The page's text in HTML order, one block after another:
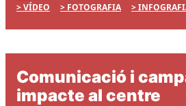
VÍDEO
FOTOGRAFIA
Comunicació i
impacte al centre